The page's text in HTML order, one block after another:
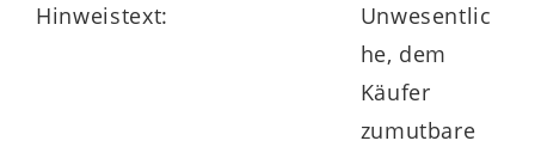
Hinweistext:
Unwesentlic
he, dem
Käufer
zumutbare